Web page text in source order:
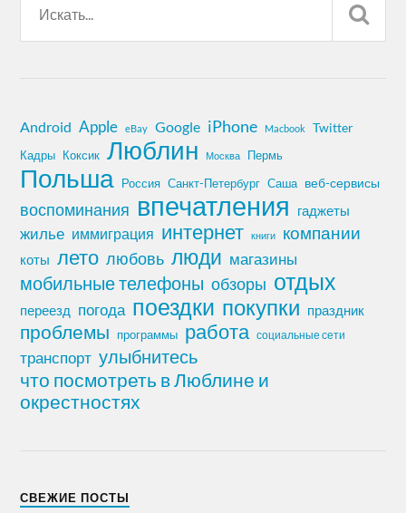
Android Apple eBay Google iPhone Macbook Twitter
Кадры Коксик Люблин Москва Пермь
Польша Россия Санкт-Петербург Саша веб-сервисы
воспоминания впечатления гаджеты
жилье иммиграция интернет книги компании
коты лето любовь люди магазины
мобильные телефоны обзоры отдых
переезд погода поездки покупки праздник
проблемы программы работа социальные сети
транспорт улыбнитесь
что посмотреть в Люблине и
окрестностях
СВЕЖИЕ ПОСТЫ